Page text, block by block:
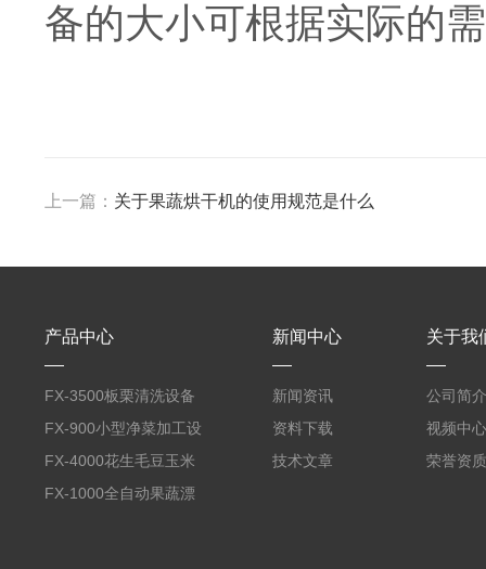
备的大小可根据实际的
上一篇： 关于果蔬烘干机的使用规范是什么
产品中心
FX-3500板栗清洗设备
全自动气泡清洗机
FX-900小型净菜加工设
备野菜清洗机
FX-4000花生毛豆玉米
蒸煮漂烫机
FX-1000全自动果蔬漂
新闻中心
新闻资讯
资料下载
技术文章
关于我
公司简介
视频中心
荣誉资质